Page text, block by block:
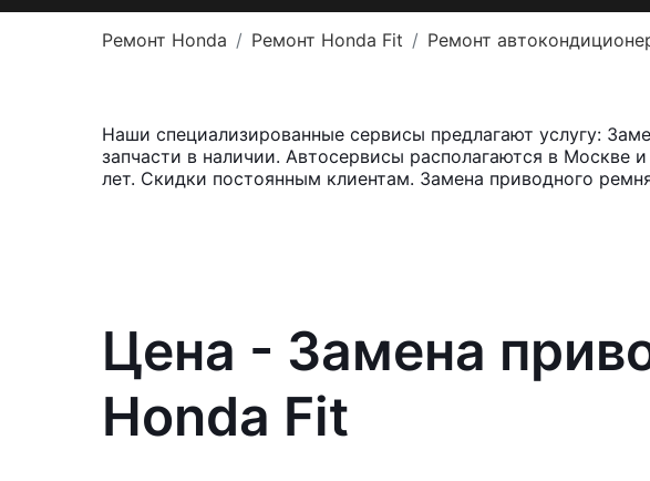
Ремонт Honda Ремонт Honda Fit Ремонт
Наши специализированные сервисы предлагают услугу:
запчасти в наличии. Автосервисы располагаются в
лет. Скидки постоянным клиентам. Замена приводного
Цена - Замена
Honda Fit